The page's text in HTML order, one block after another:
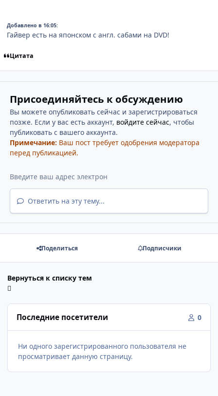
Добавлено в 16:05:
Гайвер есть на японском с англ. сабами на DVD!
Цитата
Присоединяйтесь к обсуждению
Вы можете опубликовать сейчас и зарегистрироваться
позже. Если у вас есть аккаунт, войдите сейчас, чтобы
публиковать с вашего аккаунта.
Примечание: Ваш пост требует одобрения модератора
перед публикацией.
Ответить на эту тему...
Поделиться Подписчики
Вернуться к списку тем
Последние посетители 0
Ни одного зарегистрированного пользователя не
просматривает данную страницу.